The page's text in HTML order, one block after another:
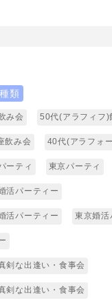
類
み会 50代(アラフィフ)
飲み会 40代(アラフォ
ーティ 東京パーティ
活パーティー
活パーティー 東京婚活
剣な出逢い・食事会
剣な出逢い・食事会